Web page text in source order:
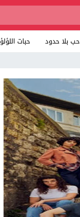
حب بلا حدود حبات اللؤلؤ